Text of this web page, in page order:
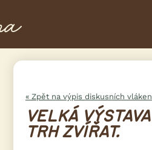
« Zpět na výpis diskusních vláken
VELKÁ
TRH ZVÍŘAT.